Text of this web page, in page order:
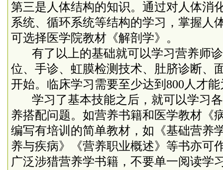
第三是人体结构的知识。通过对人体消
系统、循环系统等结构的学习，掌握人
可选择医学院教材《解剖学》。
有了以上的基础就可以学习营养师
位、手诊、虹膜检测技术、肚脐诊断、
开始。临床学习需要至少达到 800 人才
学习了基本技能之后，就可以学习
养搭配问题。如营养书籍和医学教材《
编写有培训的简单教材，如《基础营养
养与疾病》《营养职业概述》等书亦可
广泛涉猎营养学书籍，不要单一阅读学